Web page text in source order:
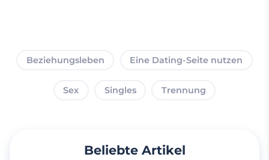
Beziehungsleben Eine Dating-Seite nutzen
Sex Singles Trennung
Beliebte Artikel